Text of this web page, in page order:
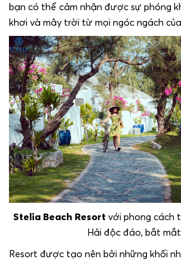
bạn có thể cảm nhận được sự phóng
khơi và mây trời từ mọi ngóc ngách
Stelia Beach Resort với phong cách
Hải độc đáo, bắt mắt
Resort được tạo nên bởi những khối